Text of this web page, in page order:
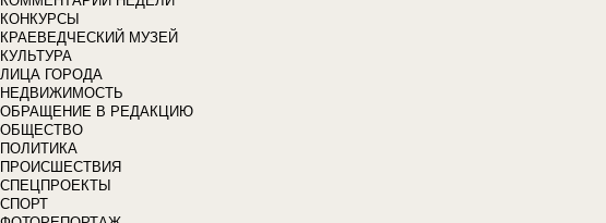
КОНКУРСЫ
КРАЕВЕДЧЕСКИЙ МУЗЕЙ
КУЛЬТУРА
ЛИЦА ГОРОДА
НЕДВИЖИМОСТЬ
ОБРАЩЕНИЕ В РЕДАКЦИЮ
ОБЩЕСТВО
ПОЛИТИКА
ПРОИСШЕСТВИЯ
СПЕЦПРОЕКТЫ
СПОРТ